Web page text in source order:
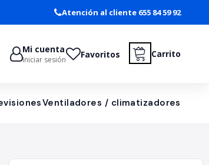
Atención al cliente 655 84 59 92
Mi cuenta
Iniciar sesión Favoritos Carrito
Ventiladores / climatizadores